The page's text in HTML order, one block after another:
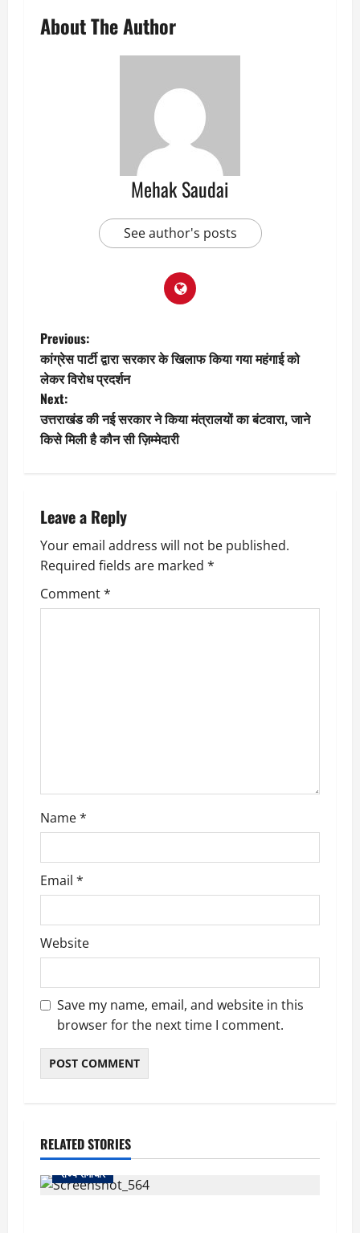
About The Author
Mehak Saudai
See author's posts
P
o
s
t
a
v
i
g
Previous:
कांग्रेस पार्टी द्वारा सरकार के खिलाफ किया गया महंगाई को
लेकर विरोध प्रदर्शन
Next:
उत्तराखंड की नई सरकार ने किया मंत्रालयों का बंटवारा, जाने
किसे मिली है कौन सी ज़िम्मेदारी
Leave a Reply
Your email address will not be published.
Required fields are marked *
Comment*
Name*
Email *
Website
Save my name, email, and website in this
browser for the next time I comment.
RELATED STORIES
राज्य समाचार